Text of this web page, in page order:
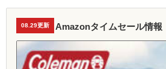
08.29更新 Amazonタイムセール情報